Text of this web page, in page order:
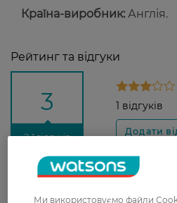
Країна-виробник: Англія.
Рейтинг та відгуки
3
З 1 відгуків
1 відгуків
Елизавета Залишає
Ми використовуємо файли